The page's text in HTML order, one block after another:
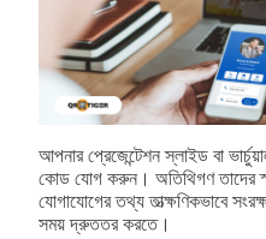
আপনার প্রেজেন্টেশন স্লাইড বা
কোড যোগ করুন। অতিথিগণ তাদের
যোগাযোগের তথ্য তাত্ক্ষণিকভাবে
সময় দ্রুততর করতে।